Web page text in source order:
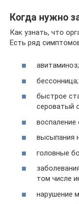
Когда нужно
Как узнать, что
Есть ряд
авитаминоз;
бессонница;
быстрое
сероватый
воспаление
высыпания
головные
том числе
нарушение